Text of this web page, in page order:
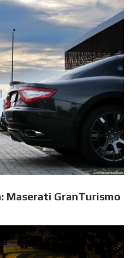
Maserati GranTurismo